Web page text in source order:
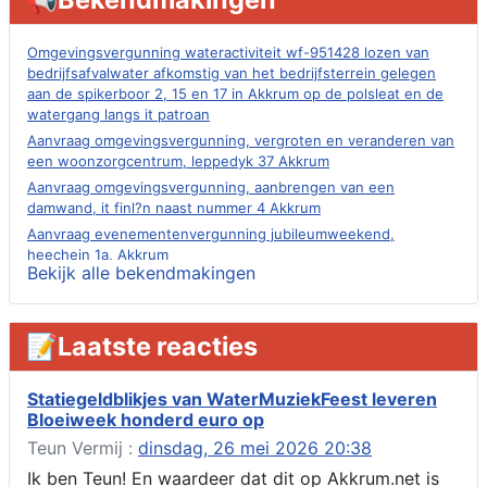
Omgevingsvergunning wateractiviteit wf-951428 lozen van
bedrijfsafvalwater afkomstig van het bedrijfsterrein gelegen
aan de spikerboor 2, 15 en 17 in Akkrum op de polsleat en de
watergang langs it patroan
Aanvraag omgevingsvergunning, vergroten en veranderen van
een woonzorgcentrum, leppedyk 37 Akkrum
Aanvraag omgevingsvergunning, aanbrengen van een
damwand, it finl?n naast nummer 4 Akkrum
Aanvraag evenementenvergunning jubileumweekend,
heechein 1a, Akkrum
Verlening omgevingsvergunning, tijdelijk gebruik openbare
ruimte 02-10 t/m 02-11-2026, sitadel voor nr 6 te Akkrum
Aanvraag omgevingsvergunning, tijdelijk gebruik openbare
ruimte 02-10 t/m 02-11-2026, sitadel voor nr 6 te Akkrum
Verlenging beslistermijn aanvraag omgevingsvergunning,
heechein 28, 8491 em Akkrum
Aanvraag omgevingsvergunning, veranderen van een woning
(voordeur en dakkapel), boarnsterdyk 75 Akkrum
Bekijk alle bekendmakingen
📝Laatste reacties
Statiegeldblikjes van WaterMuziekFeest leveren
Bloeiweek honderd euro op
Teun Vermij : dinsdag, 26 mei 2026 20:38
Ik ben Teun! En waardeer dat dit op Akkrum.net is